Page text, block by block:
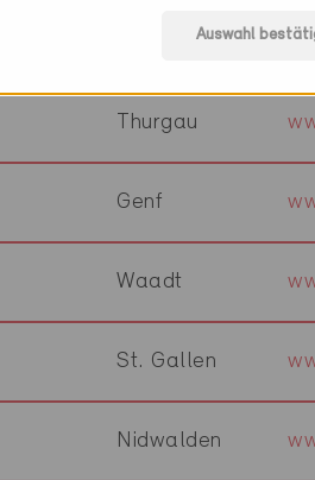
Thurgau
Genf
Waadt
St. Gallen
Nidwalden
Auswahl